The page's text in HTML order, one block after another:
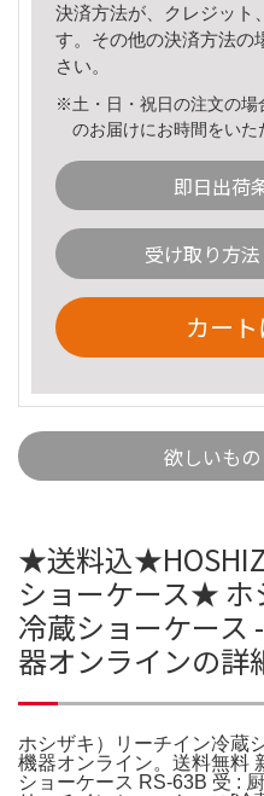
決済方法が、クレジット
す。その他の決済方法の
さい。
※土・日・祝日の注文の場
のお届けにお時間をいた
即日出荷
受け取り方
カー
欲しいも
★送料込
ショーケース★ ホ
冷蔵ショーケース
器オンラインの詳
ホシザキ）リーチイン冷蔵
機器オンライン。送料無料
ショーケース RS-63B 受 :